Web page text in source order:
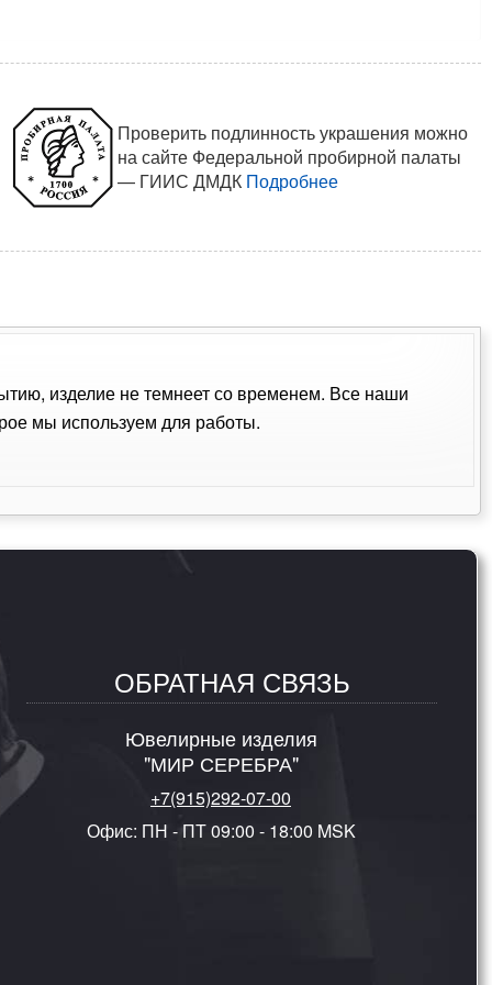
Проверить подлинность украшения можно
на сайте Федеральной пробирной палаты
— ГИИС ДМДК Подробнее
изделие не темнеет со временем. Все наши
мы используем для работы.
ОБРАТНАЯ СВЯЗЬ
Ювелирные изделия
"МИР СЕРЕБРА"
+7(915)292-07-00
Офис: ПН - ПТ 09:00 - 18:00 MSK